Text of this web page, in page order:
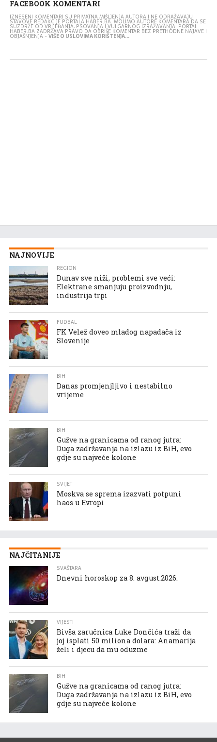
FACEBOOK KOMENTARI
IZNESENI KOMENTARI SU PRIVATNA MIŠLJENJA AUTORA I NE ODRAŽAVAJU
STAVOVE REDAKCIJE PORTALA HABER.BA. MOLIMO AUTORE KOMENTARA DA SE
SUZDRŽE OD VRIJEĐANJA, PSOVANJA I VULGARNOG IZRAŽAVANJA. PORTAL
HABER.BA ZADRŽAVA PRAVO DA OBRIŠE KOMENTAR BEZ PRETHODNE NAJAVE I
OBJAŠNJENJA -VIŠE O USLOVIMA KORIŠTENJA...
NAJNOVIJE
REGION
Dunav sve niži, problemi sve veći:
Elektrane smanjuju proizvodnju,
industrija trpi
FUDBAL
FK Velež doveo mladog napadača iz
Slovenije
BIH
Danas promjenjljivo i nestabilno
vrijeme
BIH
Gužve na granicama od ranog jutra:
Duga zadržavanja na izlazu iz BiH, evo
gdje su najveće kolone
SVIJET
Moskva se sprema izazvati potpuni
haos u Evropi
NAJČITANIJE
SVAŠTARA
Dnevni horoskop za 8. avgust.2026.
VIJESTI
Bivša zaručnica Luke Dončića traži da
joj isplati 50 miliona dolara: Anamarija
želi i djecu da mu oduzme
BIH
Gužve na granicama od ranog jutra:
Duga zadržavanja na izlazu iz BiH, evo
gdje su najveće kolone